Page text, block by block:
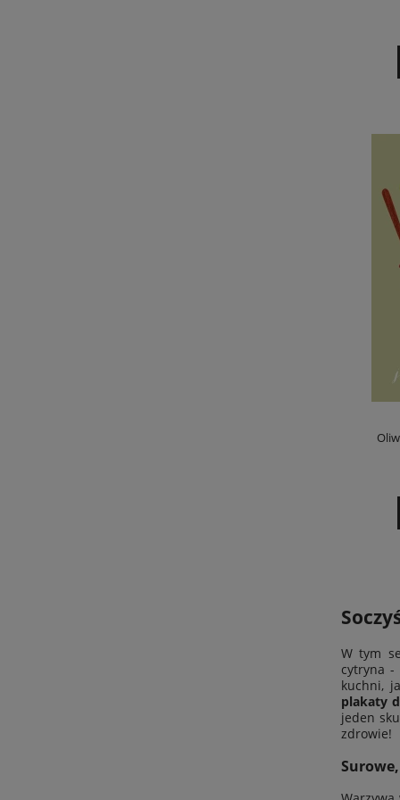
W tym
cytryna -
kuchni,
plakaty
jeden
zdrowie!